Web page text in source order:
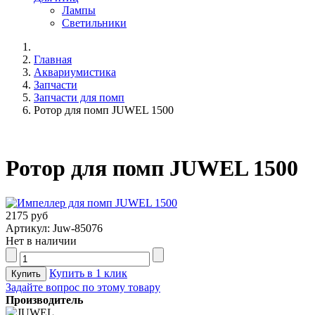
Лампы
Светильники
Главная
Аквариумистика
Запчасти
Запчасти для помп
Ротор для помп JUWEL 1500
Ротор для помп JUWEL 1500
2175 руб
Артикул: Juw-85076
Нет в наличии
Купить в 1 клик
Задайте вопрос по этому товару
Производитель